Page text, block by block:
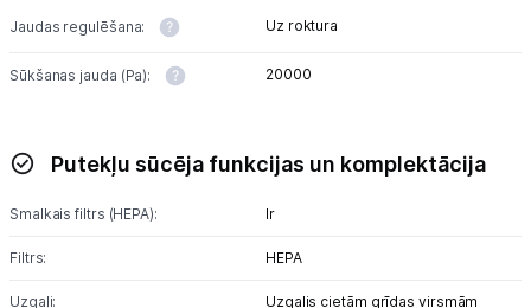
Jaudas regulēšana: Uz roktura
Sūkšanas jauda (Pa): 20000
Putekļu sūcēja funkcijas un komplektācija
Smalkais filtrs (HEPA): Ir
Filtrs: HEPA
Uzgaļi: Uzgalis cietām grīdas virsmām